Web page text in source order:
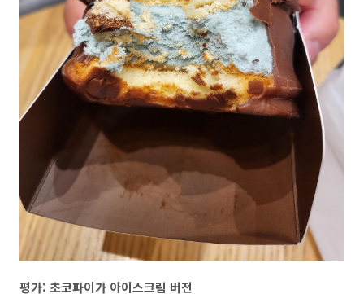
평가: 초코파이가 아이스크림 버전